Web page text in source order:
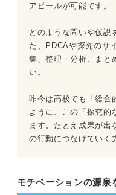
アピールが可能です。
どのような問いや仮説
た、PDCAや探究のサ
集、整理・分析、まと
い。
昨今は高校でも「総合
ように、この「探究的
ます。たとえ成果が出
の行動につなげていく
モチベーションの源泉